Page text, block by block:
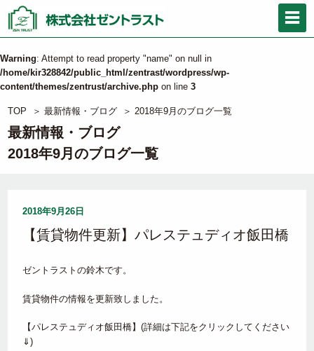
Warning: Attempt to read property "name" on null in
/home/kir328842/public_html/zentrast/wordpress/wp-
content/themes/zentrust/archive.php on line 3
TOP ＞ 最新情報・ブログ ＞ 2018年9月のブログ一覧
最新情報・ブログ
2018年9月のブログ一覧
2018年9月26日
【賃貸物件更新】パレステュディオ飯田橋
ゼントラストの鈴木です。
賃貸物件の情報を更新致しました。
【パレステュディオ飯田橋】(詳細は下記をクリックしてください
⇓)